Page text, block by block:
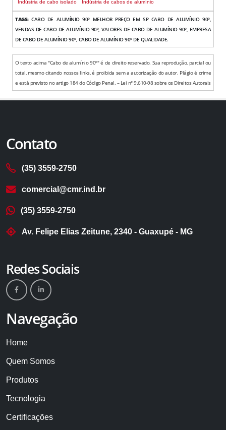
Indústria de cabo isolado Indústria de cabos de alumínio
TAGS:CABO DE ALUMÍNIO 90º MELHOR PREÇO EM SP CABO DE ALUMÍNIO 90º,
VENDAS DE CABO DE ALUMÍNIO 90º, VALORES DE CABO DE ALUMÍNIO 90º, EMPRESA
DE CABO DE ALUMÍNIO 90º, CABO DE ALUMÍNIO 90º DE QUALIDADE.
O texto acima "Cabo de alumínio 90º" é de direito reservado. Sua reprodução, parcial ou
total, mesmo citando nossos links, é proibida sem a autorização do autor. Plágio é crime
e está previsto no artigo 184 do Código Penal. – Lei n° 9.610-98 sobre os Direitos Autorais
Contato
(35) 3559-2750
comercial@cmr.ind.br
(35) 3559-2750
Av. Felipe Elias Zeitune, 2340 - Guaxupé - MG
Redes Sociais
Navegação
Home
Quem Somos
Produtos
Tecnologia
Certificações